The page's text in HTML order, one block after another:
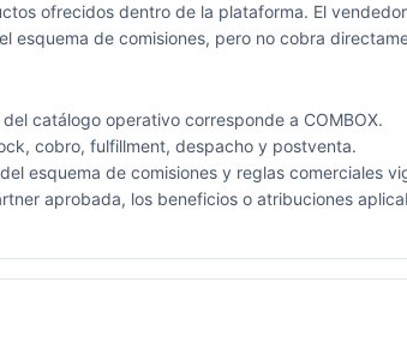
ofrecidos dentro de la plataforma. El
esquema de comisiones, pero no cobra
catálogo operativo corresponde a COMBOX.
cobro, fulfillment, despacho y postventa.
esquema de comisiones y reglas comerciales
aprobada, los beneficios o atribuciones